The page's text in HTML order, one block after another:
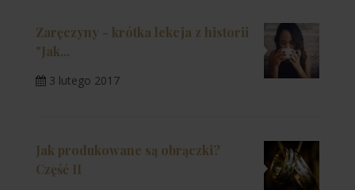
Zaręczyny - krótka lekcja z historii
"Jak...
3 lutego 2017
Jak produkowane są obrączki?
Część II